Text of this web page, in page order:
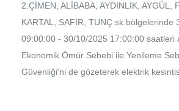
kullanılmaktadır. Diğer çerezler,
kılınması ve kişiselleştirilmesi ve
reklam/pazarlama faaliyetlerinin
sınırlı olarak açık rızanız dahilinde
2.ÇİMEN, ALİBABA, AYDINLIK, AYGÜL,
KARTAL, SAFİR, TUNÇ sk bölgelerinde
09:00:00 - 30/10/2025 17:00:00 saatleri
Ekonomik Ömür Sebebi ile Yenileme
Güvenliği'ni de gözeterek elektrik